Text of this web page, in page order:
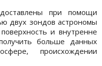
при помощи
двух зондов астрономы
и внутренне
больше данных
происхождении